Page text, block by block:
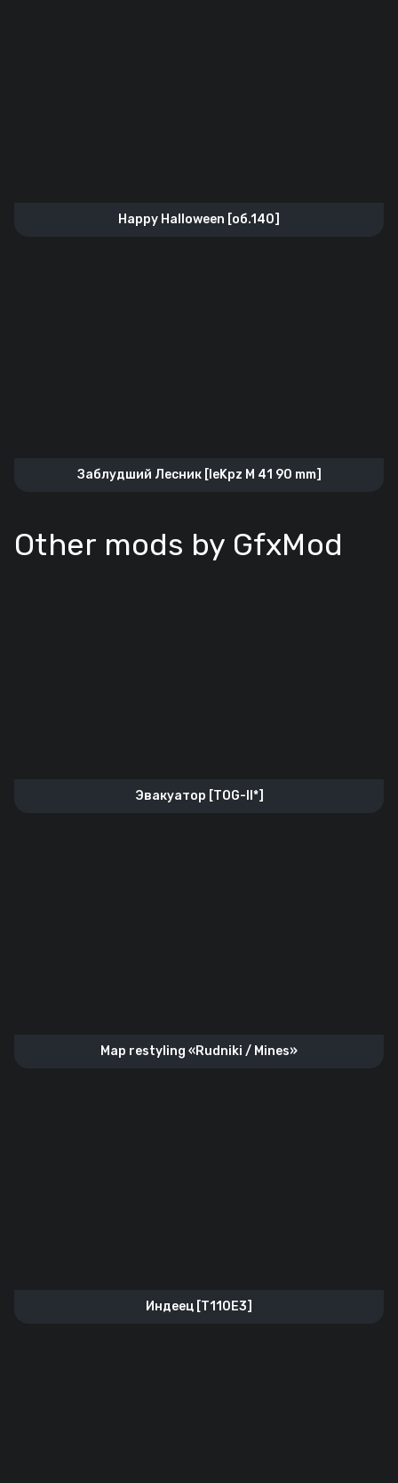
Happy Halloween [об.140]
Заблудший Лесник [leKpz M 41 90 mm]
Other mods by GfxMod
Эвакуатор [TOG-II*]
Map restyling «Rudniki / Mines»
Индеец [T110E3]